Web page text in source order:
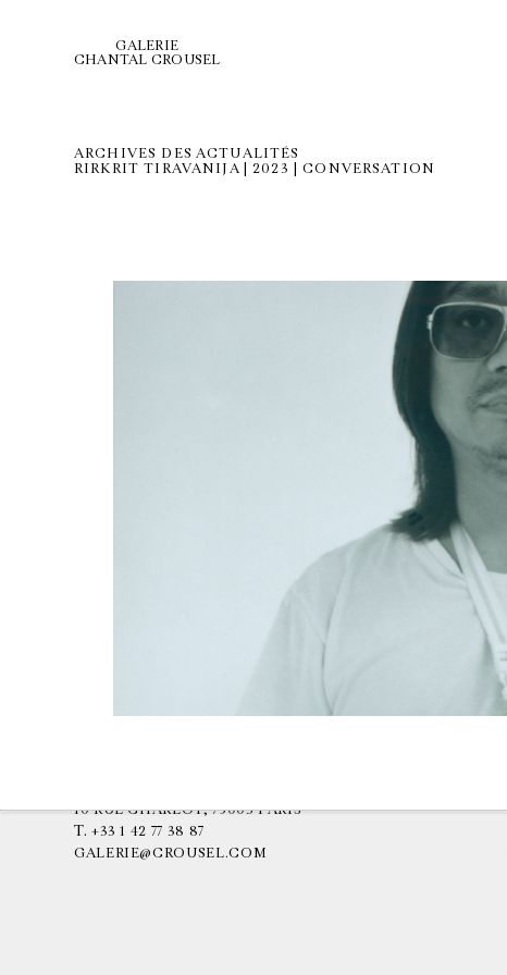
GALERIE
CHANTAL CROUSEL
ARCHIVES DES ACTUALITÉS
RIRKRIT TIRAVANIJA | 2023 | CONVERSATION
10 RUE CHARLOT, 75003 PARIS
T. +33 1 42 77 38 87
GALERIE@CROUSEL.COM